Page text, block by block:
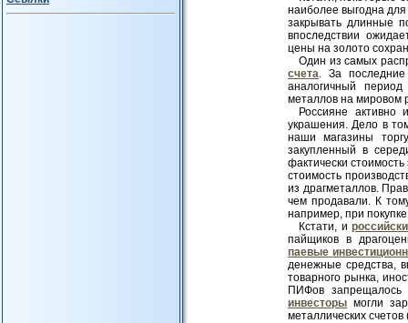
наиболее выгодна
закрывать длинные
впоследствии
цены на золото
Один из самых
счета. За
аналогичный
металлов на мировом
Россияне
украшения. Дело в
наши магазины
закупленный в
фактически
стоимость
из драгметаллов.
чем продавали. К
например, при
Кстати, и
пайщиков в
паевые
денежные средства,
товарного рынка,
ПИФов запрещалось
инвесторы могли
металлических